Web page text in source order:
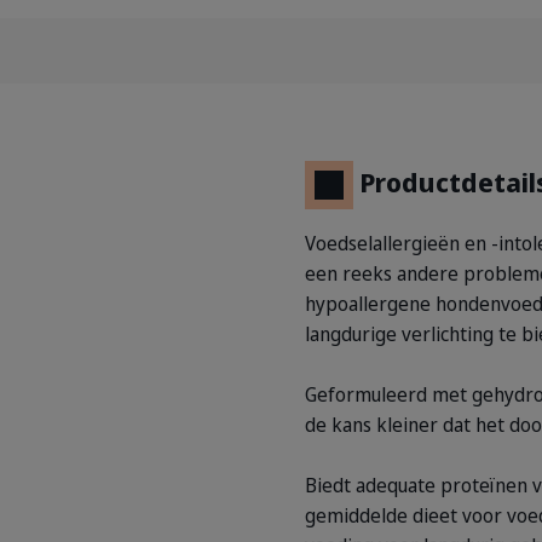
Voedselallergieën en -
een reeks andere
hypoallergene
langdurige verlichting te
Geformuleerd met
de kans kleiner dat het
Biedt adequate proteïnen
gemiddelde dieet voor